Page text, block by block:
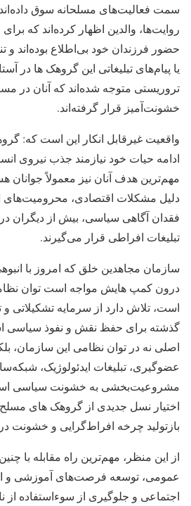
سمت فعالیت‌های مسلحانه سوق
روایت‌ها، والدین اظهار کرده‌اند که
حضور فرزندان خود بی‌اطلاع بوده‌اند و
یا پیام‌های تبلیغاتی این گروهک ها در
تروریستی متوجه شده‌اند که آنان در
خشونت‌آمیز قرار گرفته‌اند.
واقعیت غیرقابل انکار این است که:
ادامه حیات خود نیازمند جذب نیروی
مهم‌ترین هدف آنان نیز معمولاً جوانان
دلیل مشکلات اقتصادی، محرومیت‌های
فقدان آگاهی سیاسی، بیش از دیگران
تبلیغات افراطی قرار می‌گیرند.
سازمان مجاهدین خلق که امروز با انبوهی
درون کمپ هایش مواجه است توان
است، تلاش دارد از سرمایه تشکیلاتی و
گذشته برای حفظ نقش و نفوذ سیاسی
اصلی نه در توان نظامی این سازمان،
عضوگیری، تبلیغات ایدئولوژیک،
مشروعیت‌بخشی به خشونت سیاسی
اختیار نسل جدیدی از گروهک های مسلح
بازتولید چرخه افراط‌گرایی و خشونت
از این منظر، مهم‌ترین راه مقابله با
عمومی، توسعه فرصت‌های آموزشی و
اجتماعی و جلوگیری از سوءاستفاده از